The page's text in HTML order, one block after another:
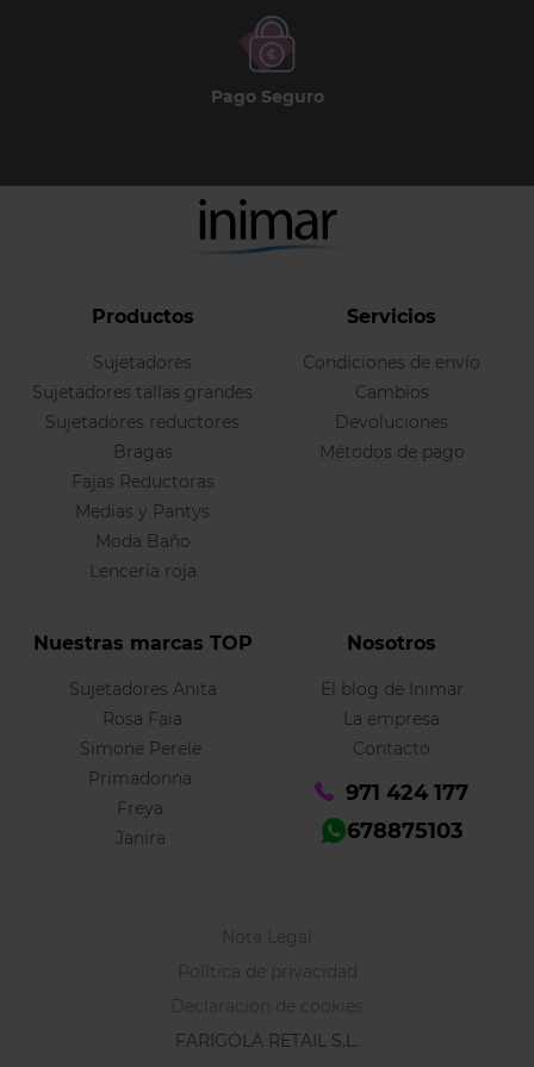
Pago Seguro
Productos
Sujetadores
Sujetadores tallas grandes
Sujetadores reductores
Bragas
Fajas Reductoras
Medias y Pantys
Moda Baño
Lencería roja
Servicios
Condiciones de envío
Cambios
Devoluciones
Métodos de pago
Nuestras marcas TOP
Sujetadores Anita
Rosa Faia
Simone Perele
Primadonna
Freya
Janira
Nosotros
El blog de Inimar
La empresa
Contacto
971 424 177
678875103
Nota Legal
Política de privacidad
Declaración de cookies
FARIGOLA RETAIL S.L.